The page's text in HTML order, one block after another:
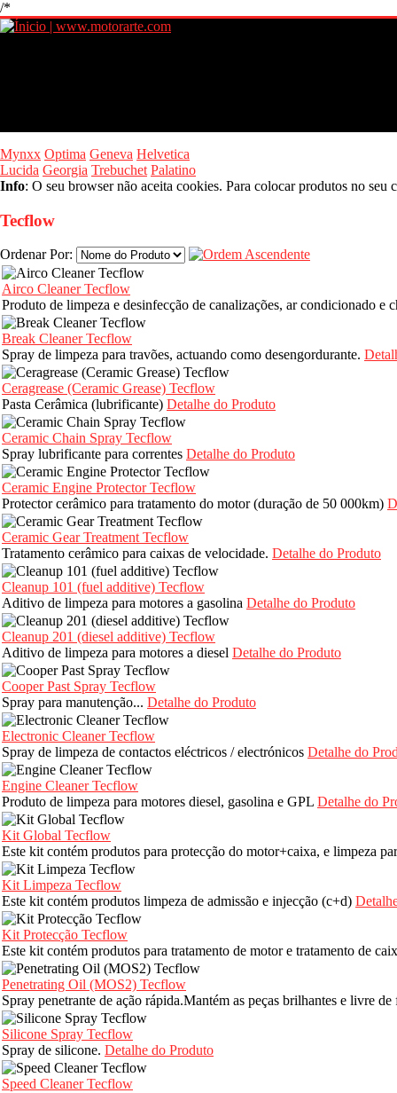
/*
Mynxx Optima Geneva Helvetica
Lucida Georgia Trebuchet Palatino
Info: O seu browser não aceita cookies. Para colocar produtos no
Tecflow
Ordenar Por:
Airco Cleaner Tecflow
Produto de limpeza e desinfecção de canalizações, ar condicionado e
Break Cleaner Tecflow
Spray de limpeza para travões, actuando como desengordurante.
Ceragrease (Ceramic Grease) Tecflow
Pasta Cerâmica (lubrificante) Detalhe do Produto
Ceramic Chain Spray Tecflow
Spray lubrificante para correntes Detalhe do Produto
Ceramic Engine Protector Tecflow
Protector cerâmico para tratamento do motor (duração de 50 000km)
Ceramic Gear Treatment Tecflow
Tratamento cerâmico para caixas de velocidade. Detalhe do Produto
Cleanup 101 (fuel additive) Tecflow
Aditivo de limpeza para motores a gasolina Detalhe do Produto
Cleanup 201 (diesel additive) Tecflow
Aditivo de limpeza para motores a diesel Detalhe do Produto
Cooper Past Spray Tecflow
Spray para manutenção... Detalhe do Produto
Electronic Cleaner Tecflow
Spray de limpeza de contactos eléctricos / electrónicos Detalhe do
Engine Cleaner Tecflow
Produto de limpeza para motores diesel, gasolina e GPL Detalhe do
Kit Global Tecflow
Este kit contém produtos para protecção do motor+caixa, e limpeza
Kit Limpeza Tecflow
Este kit contém produtos limpeza de admissão e injecção (c+d)
Kit Protecção Tecflow
Este kit contém produtos para tratamento de motor e tratamento de
Penetrating Oil (MOS2) Tecflow
Spray penetrante de ação rápida.Mantém as peças brilhantes e livre
Silicone Spray Tecflow
Spray de silicone. Detalhe do Produto
Speed Cleaner Tecflow